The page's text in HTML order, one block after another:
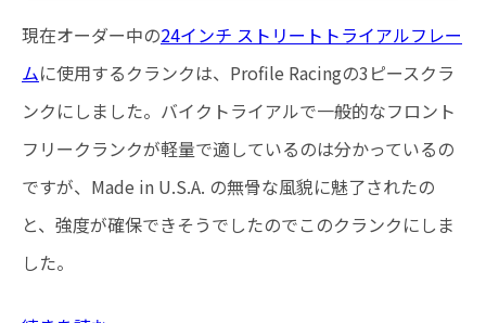
現在オーダー中の24インチ ストリートトライアルフレー
ムに使用するクランクは、Profile Racingの3ピースクラ
ンクにしました。バイクトライアルで一般的なフロント
フリークランクが軽量で適しているのは分かっているの
ですが、Made in U.S.A. の無骨な風貌に魅了されたの
と、強度が確保できそうでしたのでこのクランクにしま
した。